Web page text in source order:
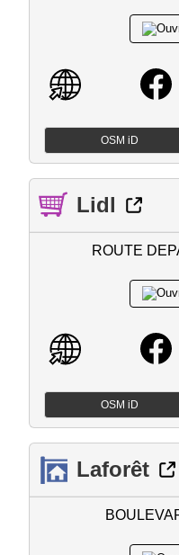
OSM iD
Lidl
ROUTE
OSM iD
Laforêt